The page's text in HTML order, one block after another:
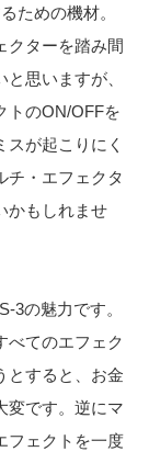
ための機材。
クターを踏み間
思いますが、
トのON/OFFを
が起こりにく
チ・エフェクタ
かもしれませ
3の魅力です。
べてのエフェク
とすると、お金
変です。逆にマ
フェクトを一度